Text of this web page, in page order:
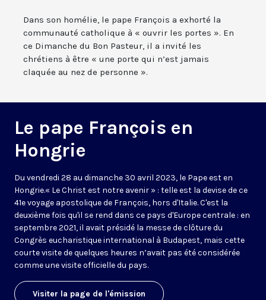
Dans son homélie, le pape François a exhorté la
communauté catholique à « ouvrir les portes ». En
ce Dimanche du Bon Pasteur, il a invité les
chrétiens à être « une porte qui n’est jamais
claquée au nez de personne ».
Le pape François en
Hongrie
Du vendredi 28 au dimanche 30 avril 2023, le Pape est en
Hongrie.« Le Christ est notre avenir » : telle est la devise de ce
41e voyage apostolique de François, hors d'Italie. C'est la
deuxième fois qu'il se rend dans ce pays d'Europe centrale : en
septembre 2021, il avait présidé la messe de clôture du
Congrès eucharistique international à Budapest, mais cette
courte visite de quelques heures n’avait pas été considérée
comme une visite officielle du pays.
Visiter la page de l'émission